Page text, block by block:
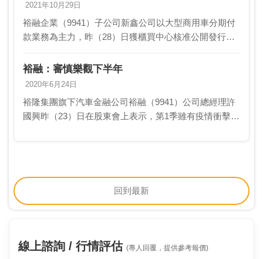
2021年10月29日
裕融企業（9941）子公司新鑫公司以大型商用車分期付
款業務為主力，昨（28）日獲櫃買中心核准公開發行。
元，公發後，是否IPO將再看公司發展狀況而定。新…
裕融：審慎樂觀下半年
2020年6月24日
裕隆集團旗下汽車金融公司裕融（9941）公司總經理許
國興昨（23）日在股東會上表示，第1季雖有疫情衝擊但
響約二成，但逐漸恢復中，對下半年審慎樂觀。裕融…
回到最新
線上諮詢 / 行情評估 (專人回覆，提供參考報價)